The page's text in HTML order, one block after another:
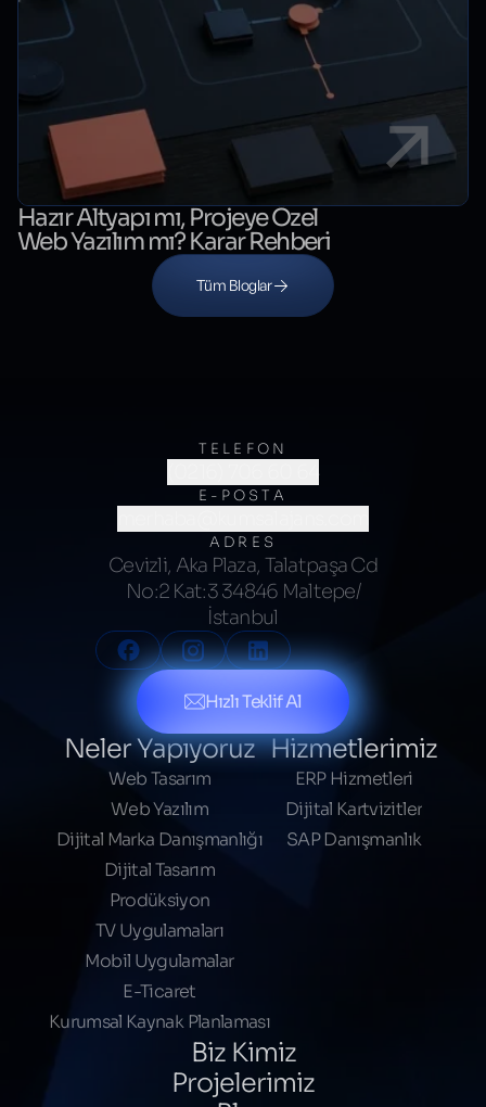
Hazır Altyapı mı, Projeye Özel
Web Yazılım mı? Karar Rehberi
Tüm Bloglar
TELEFON
(0216) 706 60 64
E-POSTA
ADRES
Cevizli, Aka Plaza, Talatpaşa Cd
No:2 Kat:3 34846 Maltepe/
İstanbul
Hızlı Teklif Al
Neler Yapıyoruz
Web Tasarım
Web Yazılım
Dijital Marka Danışmanlığı
Dijital Tasarım
Prodüksiyon
TV Uygulamaları
Mobil Uygulamalar
E-Ticaret
Kurumsal Kaynak Planlaması
Hizmetlerimiz
ERP Hizmetleri
Dijital Kartvizitler
SAP Danışmanlık
Biz Kimiz
Projelerimiz